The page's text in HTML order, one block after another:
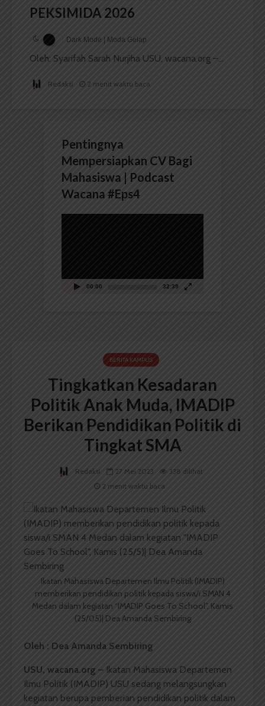
PEKSIMIDA 2026
Dark Mode | Moda Gelap
Oleh: Syarifah Sarah Nurjiha USU, wacana.org –...
Redaksi 2 menit waktu baca
Pentingnya
Mempersiapkan CV Bagi
Mahasiswa | Podcast
Wacana #Eps4
00:00 32:39
BERITA KAMPUS
Tingkatkan Kesadaran
Politik Anak Muda, IMADIP
Berikan Pendidikan Politik di
Tingkat SMA
Redaksi 27 Mei 2023
338 dilihat
2 menit waktu baca
Ikatan Mahasiswa Departemen Ilmu Politik (IMADIP)
memberikan pendidikan politik kepada siswa/i SMAN 4
Medan dalam kegiatan “IMADIP Goes To School”, Kamis
(25/05)| Dea Amanda Sembiring
Oleh : Dea Amanda Sembiring
USU, wacana.org – Ikatan Mahasiswa Departemen
Ilmu Politik (IMADIP) USU sedang melangsungkan
kegiatan berupa pemberian pendidikan politik dalam